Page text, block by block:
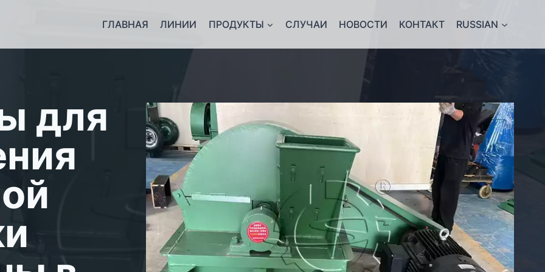
ГЛАВНАЯ ЛИНИИ ПРОДУКТЫ СЛУЧАИ НОВОСТИ КОНТАКТ RUSSIAN
для